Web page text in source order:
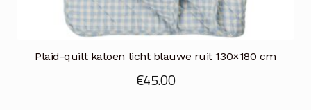
Plaid-quilt katoen licht blauwe ruit 130×180 cm
€45.00